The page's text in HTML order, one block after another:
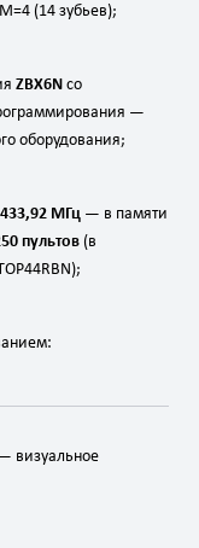
M=4 (14 зубьев);
ZBX6N со
—
оборудования;
433,92 МГц — в памяти
пультов (в
визуальное